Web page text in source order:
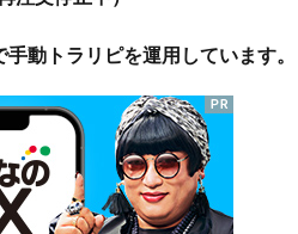
動トラリピを運用しています。